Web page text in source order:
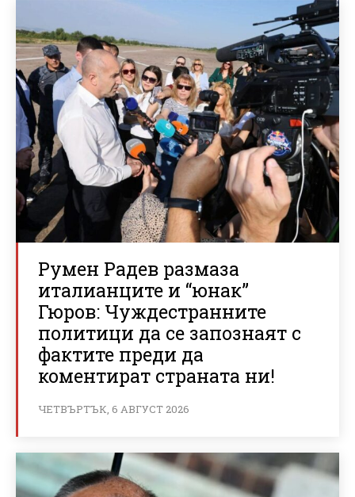
Румен Радев размаза
италианците и “юнак”
Гюров: Чуждестранните
политици да се запознаят с
фактите преди да
коментират страната ни!
ЧЕТВЪРТЪК, 6 АВГУСТ 2026